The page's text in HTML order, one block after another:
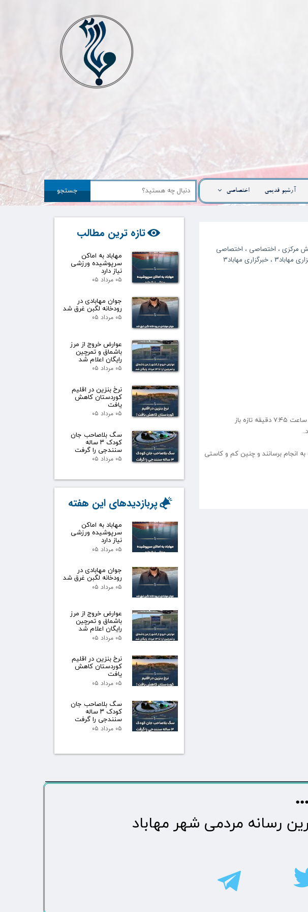
آرشیو قدیمی اختصاصی جستجو
مرکزی ، اختصاصی ، اختصاصی
مهاباد3 ،خبرگزاری مهاباد۳
در اولین روز برگزاری کنکور سراسری تجربی، بجای اینکه درب دانشگاه آزاد اسلامی واحد مهاباد ساعت ۷:۳۰ بسته شود، ساعت ۷:۴۵ دقیقه تازه باز
انجام برسانند و چنین کم و کاستی
تازه ترین مطالب
مهاباد به اماکن
سرپوشیده ورزشی
نیاز دارد
۰۵ مرداد ۰۵
جوان مهابادی در
رودخانه لگبن غرق شد
۰۵ مرداد ۰۵
عوارض خروج از مرز
باشماق و تمرچین
رایگان اعلام شد
۰۵ مرداد ۰۵
نرخ بنزین در اقلیم
کوردستان کاهش
یافت
۰۵ مرداد ۰۵
سگ بلاصاحب جان
کودک ۳ ساله
سنندجی را گرفت
۰۵ مرداد ۰۵
مهاباد به اماکن
سرپوشیده ورزشی
نیاز دارد
۰۵ مرداد ۰۵
جوان مهابادی در
رودخانه لگبن غرق شد
۰۵ مرداد ۰۵
عوارض خروج از مرز
باشماق و تمرچین
رایگان اعلام شد
۰۵ مرداد ۰۵
نرخ بنزین در اقلیم
کوردستان کاهش
یافت
۰۵ مرداد ۰۵
سگ بلاصاحب جان
کودک ۳ ساله
سنندجی را گرفت
۰۵ مرداد ۰۵
پربازدیدهای این هفته